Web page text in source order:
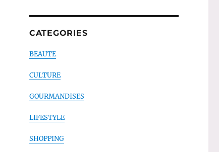
CATEGORIES
BEAUTE
CULTURE
GOURMANDISES
LIFESTYLE
SHOPPING